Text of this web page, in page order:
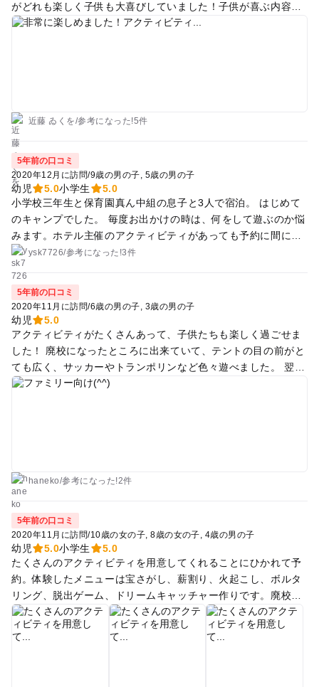
がどれも楽しく子供も大喜びしていました！子供が喜ぶ内容の
ものが多いですが、大人でも楽しめるアクティビティもあり今
し待ったくらいです。近くに温泉もあるようなので次来るなら
そっちに行くかも知れません。全体的には満足でした！
近藤 ゐくを/参考に なった!5件
5年前の口コミ
2020年12月に訪問/9歳の男の子 5歳の男の子
幼児 5.0小学生
5.0
小学校三年生と保育園真ん中組の息子と3人で宿泊。 はじめて
のキャンプでした。 毎度お出かけの時は、何をして遊ぶのか悩
みます。ホテル主催のアクティビティがあっても予約に間に合
わなかったりすることもしばしば。 こちらの施設は全てのアク
ティビティが予約なしで楽しめるので、前準備なく楽しめまし
た。 スタッフ（クルー）の方もとても親切だし、子供の面倒見
が得意。チェックイン前に子供がトランポリンで遊んでいた
ら、いつのまにか遊びの輪を作ってくれて遊んでくれてまし
た。 火起こし、薪割りも丁寧に教えてくれながら体験させても
らえたし、夜の廃校を使った脱出ゲームも楽しめました。
ysk7726/参考になった!3件
5年前の口コミ
2020年11月に訪問/6歳の男の子 3歳の男の子
幼児
5.0
アクティビティがたくさんあって、子供たちも楽しく過ごせま
した！ 廃校になったところに出来ていて、テントの目の前がと
ても広く、サッカーやトランポリンなど色々遊べました。 翌日
のチェックアウト後にもアクティビティが出来たり、遊べたの
haneko/参考に なった!2件
5年前の口コミ
2020年11月に訪問/10歳の女の子 8歳の女の子 4歳の男の子
幼児 5.0小学生
5.0
たくさんのアクティビティを用意してくれることにひかれて予
約。体験したメニューは宝さがし、薪割り、火起こし、ボルタ
リング、脱出ゲーム、ドリームキャッチャー作りです。廃校を
利用した脱出ゲームは本当に面白そうでした(末っ子が怖がった
ので留守番しました)ナイフ作りは宝さがししてたら終わってい
ました。空いた時間はブランコやバトミントン、虫取りなど楽